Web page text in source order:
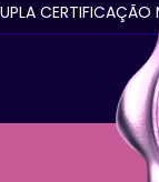
CERTIFICAÇÃO